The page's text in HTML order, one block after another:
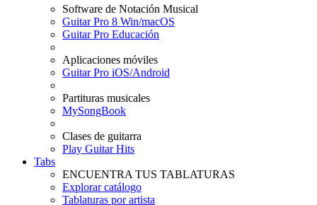
Software de Notación Musical
Guitar Pro 8 Win/macOS
Guitar Pro Educación
Aplicaciones móviles
Guitar Pro iOS/Android
Partituras musicales
MySongBook
Clases de guitarra
Play Guitar Hits
Tabs
ENCUENTRA TUS TABLATURAS
Explorar catálogo
Tablaturas por artista